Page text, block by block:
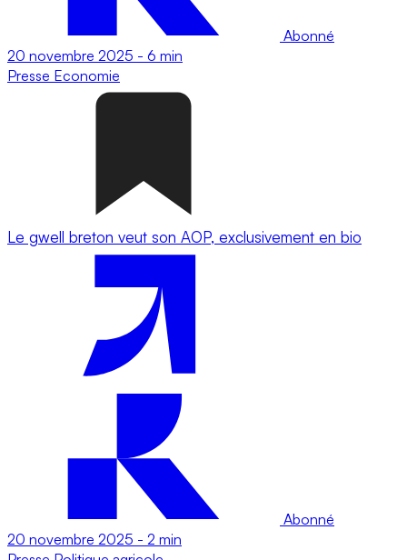
Abonné
20 novembre 2025 - 6 min
Presse Economie
Le gwell breton veut son AOP, exclusivement en bio
Abonné
20 novembre 2025 - 2 min